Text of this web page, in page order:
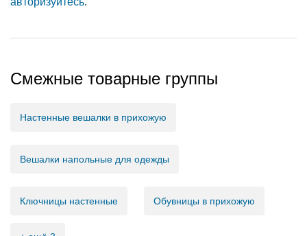
Смежные товарные группы
Настенные вешалки в прихожую
Вешалки напольные для одежды
Ключницы настенные Обувницы в прихожую